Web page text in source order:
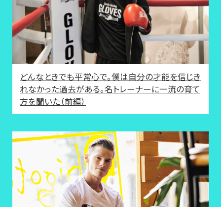
どんなときでも平常心で。僕は自分の才能を信じき
れなかった過去がある。名トレーナーに一流の育て
方を聞いた（前編）